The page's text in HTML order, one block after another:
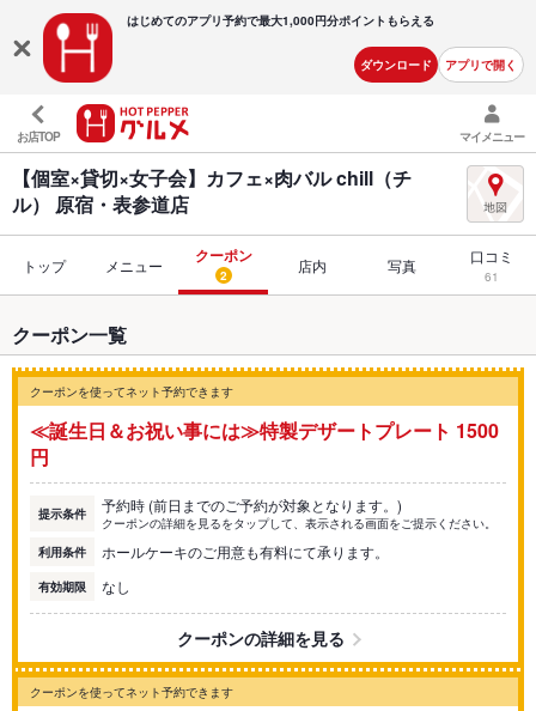
はじめてのアプリ予約で最大1,000円分ポイントもらえる
ダウンロード アプリで開く
お店TOP マイメニュー
【個室×貸切×女子会】カフェ×肉バル chill（チ
ル） 原宿・表参道店
トップ メニュー クーポン
2 店内 写真 口コミ
61
クーポン一覧
クーポンを使ってネット予約できます
≪誕生日＆お祝い事には≫特製デザートプレート 1500
円
提示条件 予約時 (前日までのご予約が対象となります。)
クーポンの詳細を見るをタップして、表示される画面をご提示ください。
利用条件
ホールケーキのご用意も有料にて承ります。
有効期限 なし
クーポンの詳細を見る
クーポンを使ってネット予約できます